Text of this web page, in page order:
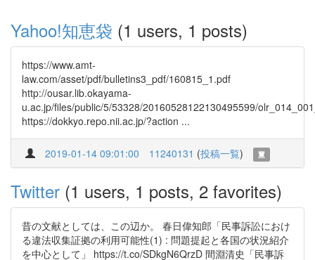
Yahoo!知恵袋 (1 users, 1 posts)
https://www.amt-
law.com/asset/pdf/bulletins3_pdf/160815_1.pdf
http://ousar.lib.okayama-
u.ac.jp/files/public/5/53328/20160528122130495599/
https://dokkyo.repo.nii.ac.jp/?action ...
2019-01-14 09:01:00 11240131 (投稿一覧)
Twitter (1 users, 1 posts, 2 favorites)
昔の文献としては、この辺か。 春日偉知郎「民事訴訟におけ
る違法収集証拠の利用可能性(1) : 問題提起と各国の状況紹介
を中心として」 https://t.co/SDkgN6QrzD 間淵清史「民事訴